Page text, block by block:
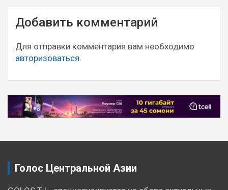
Навигация
по
записям
Добавить комментарий
Для отправки комментария вам необходимо
авторизоваться.
Голос Центральной Азии